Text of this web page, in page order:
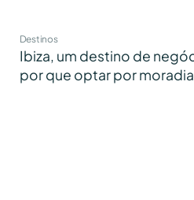
Destinos
Ibiza, um destino de
por que optar por